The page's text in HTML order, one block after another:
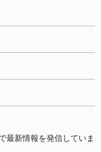
最新情報を発信していま